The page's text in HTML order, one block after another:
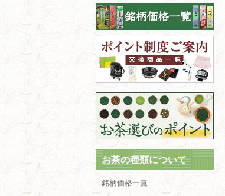
お茶の種類について
銘柄価格一覧